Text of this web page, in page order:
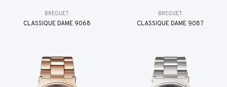
BREGUET
CLASSIQUE DAME 9068
BREGUET
CLASSIQUE DAME 9087